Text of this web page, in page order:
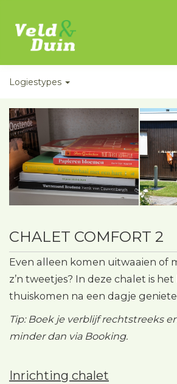
Logiestypes
CHALET COMFORT 2
Even alleen komen uitwaaien of
z’n tweetjes? In deze chalet is
thuiskomen na een dagje
Tip: Boek je verblijf rechtstreeks
minder dan via Booking.
Inrichting chalet